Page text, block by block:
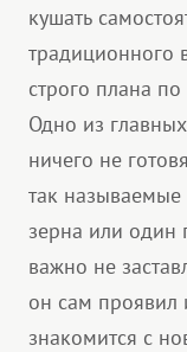
кушать
традиционного
строго плана
Одно из
ничего не
так
зерна или один
важно не
он сам
знакомится с